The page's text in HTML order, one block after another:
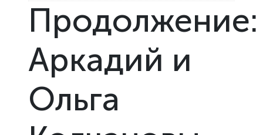
Продолжение:
Аркадий и
Ольга